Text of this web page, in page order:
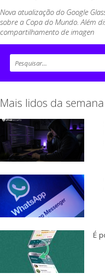
Nova atualização do Google
sobre a Copa do Mundo. Além
compartilhamento de imagen
Mais lidos da semana
É